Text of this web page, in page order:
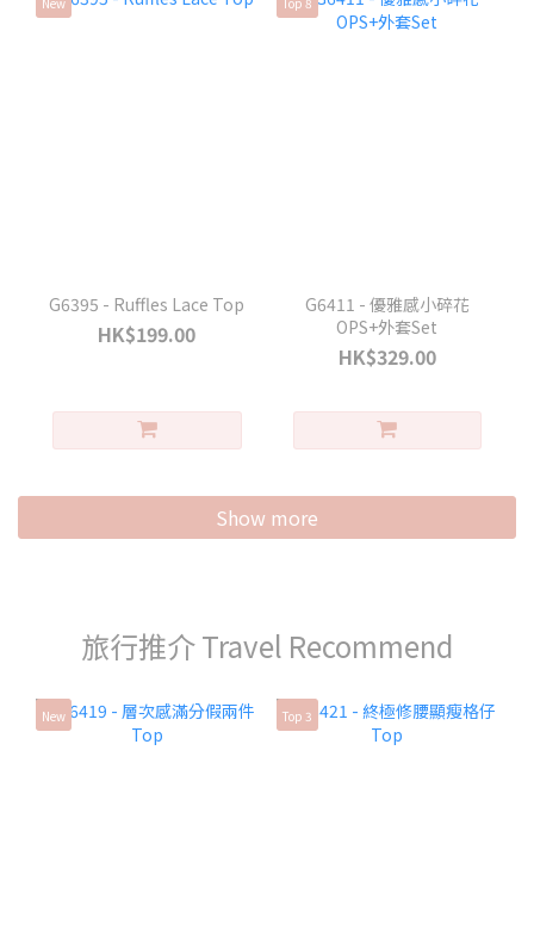
G6395 - Ruffles Lace Top
HK$199.00
G6411 - 優雅感小碎花
OPS+外套Set
HK$329.00
Show more
旅行推介 Travel Recommend
New Top 3